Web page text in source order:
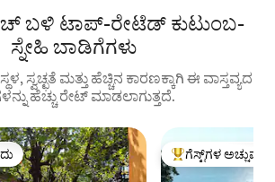
ಬಳಿ ಟಾಪ್-ರೇಟೆಡ್ ಕುಟುಂಬ-
ಸ್ನೇಹಿ ಬಾಡಿಗೆಗಳು
ಸ್ವಚ್ಛತೆ ಮತ್ತು ಹೆಚ್ಚಿನ ಕಾರಣಕ್ಕಾಗಿ ಈ ವಾಸ್ತವ್ಯದ
ಹೆಚ್ಚು ರೇಟ್ ಮಾಡಲಾಗುತ್ತದೆ.
ಗೆಸ್ಟ್‌ಗಳಿಗೆ ಅತಿ ಹೆಚ್ಚು
ಗೆಸ್ಟ್‌ಗಳ